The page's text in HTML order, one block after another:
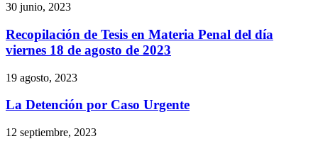
30 junio, 2023
Recopilación de Tesis en Materia Penal del día
viernes 18 de agosto de 2023
19 agosto, 2023
La Detención por Caso Urgente
12 septiembre, 2023